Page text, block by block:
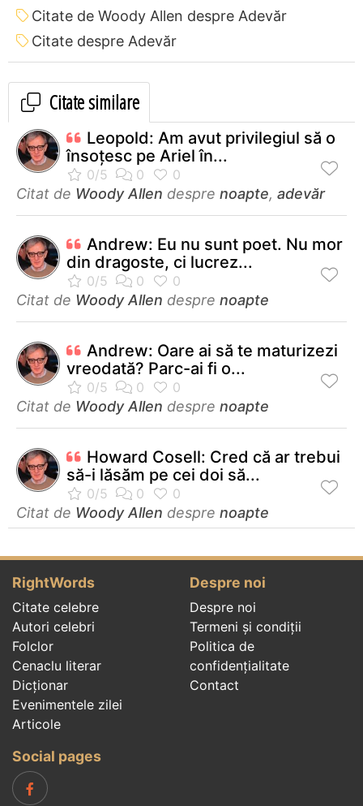
Citate de Woody Allen despre Adevăr
Citate despre Adevăr
Citate similare
Leopold: Am avut privilegiul să o
însoţesc pe Ariel în...
Citat de Woody Allen despre noapte, adevăr
Andrew: Eu nu sunt poet. Nu mor
din dragoste, ci lucrez...
Citat de Woody Allen despre noapte
Andrew: Oare ai să te maturizezi
vreodată? Parc-ai fi o...
Citat de Woody Allen despre noapte
Howard Cosell: Cred că ar trebui
să-i lăsăm pe cei doi să...
Citat de Woody Allen despre noapte
RightWords
Citate celebre
Autori celebri
Folclor
Cenaclu literar
Dicționar
Evenimentele zilei
Articole
Despre noi
Despre noi
Termeni și condiții
Politica de
confidenţialitate
Contact
Social pages